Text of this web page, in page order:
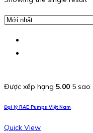
Được xếp hạng 5.00 5 sao
Đại lý RAE Pumps Việt Nam
Quick View